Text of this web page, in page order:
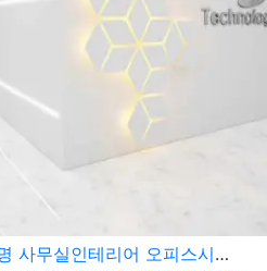
성수동 가산동 영등포 광명 사무실인테리어 오피스시공 디자인